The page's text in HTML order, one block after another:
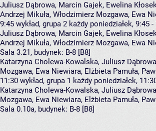
Juliusz Dąbrowa, Marcin Gajek, Ewelina
Andrzej Mikuła, Włodzimierz Mozgawa, Ewa
9:45 wykład, grupa 2 każdy poniedziałek, 9:45 -
Juliusz Dąbrowa, Marcin Gajek, Ewelina
Andrzej Mikuła, Włodzimierz Mozgawa, Ewa
Sala 3.21, budynek: B-8 [B8]
Katarzyna Cholewa-Kowalska, Juliusz
Mozgawa, Ewa Niewiara, Elżbieta Pamuła,
11:30 wykład, grupa 1 każdy poniedziałek,
Katarzyna Cholewa-Kowalska, Juliusz Dąbrowa
Mozgawa, Ewa Niewiara, Elżbieta Pamuła,
Sala 0.10a, budynek: B-8 [B8]